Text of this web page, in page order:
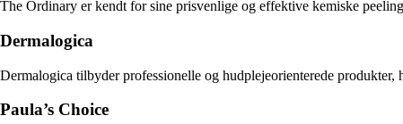
The Ordinary er kendt for sine prisvenlige og effektive kemiske
Dermalogica
Dermalogica tilbyder professionelle og hudplejeorienterede
Paula’s Choice